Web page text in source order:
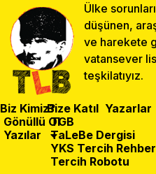
Ülke
düşünen,
ve harekete
vatansever
teşkilatıyız.
Biz Kimiz?
Gönüllü Ol
Yazılar
Bize Katıl Yazarlar
TGB
TaLeBe Dergisi
YKS Tercih
Tercih Robotu